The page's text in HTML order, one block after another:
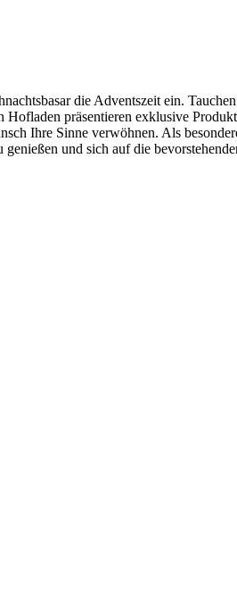
die Adventszeit ein.
präsentieren exklusive
Ihre Sinne verwöhnen. Als
und sich auf die